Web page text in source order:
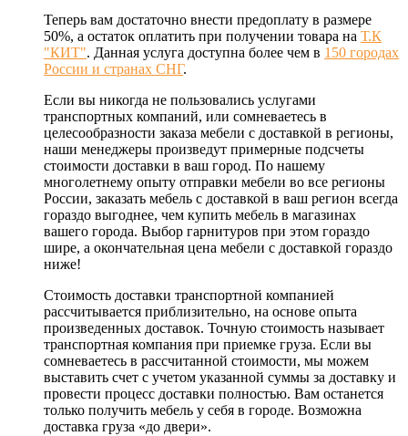
Теперь вам достаточно внести предоплату в размере
50%, а остаток оплатить при получении товара на Т.К
"КИТ". Данная услуга доступна более чем в 150 городах
России и странах СНГ.
Если вы никогда не пользовались услугами
транспортных компаний, или сомневаетесь в
целесообразности заказа мебели с доставкой в регионы,
наши менеджеры произведут примерные подсчеты
стоимости доставки в ваш город. По нашему
многолетнему опыту отправки мебели во все регионы
России, заказать мебель с доставкой в ваш регион всегда
гораздо выгоднее, чем купить мебель в магазинах
вашего города. Выбор гарнитуров при этом гораздо
шире, а окончательная цена мебели с доставкой гораздо
ниже!
Стоимость доставки транспортной компанией
рассчитывается приблизительно, на основе опыта
произведенных доставок. Точную стоимость называет
транспортная компания при приемке груза. Если вы
сомневаетесь в рассчитанной стоимости, мы можем
выставить счет с учетом указанной суммы за доставку и
провести процесс доставки полностью. Вам останется
только получить мебель у себя в городе. Возможна
доставка груза «до двери».